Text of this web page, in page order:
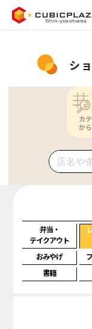
シ
カ
か
弁当・
テイクアウト
おみやげ
書籍